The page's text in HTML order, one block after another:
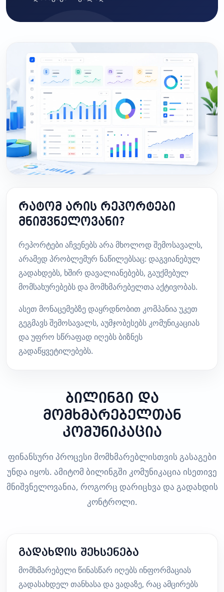
რატომ არის რეპორტები
მნიშვნელოვანი?
რეპორტები აჩვენებს არა მხოლოდ შემოსავალს,
არამედ პრობლემურ ნაწილებსაც: დაგვიანებულ
გადახდებს, ხშირ დავალიანებებს, გაუქმებულ
მომსახურებებს და მომხმარებელთა აქტივობას.
ასეთ მონაცემებზე დაყრდნობით კომპანია უკეთ
გეგმავს შემოსავალს, აუმჯობესებს კომუნიკაციას
და უფრო სწრაფად იღებს ბიზნეს
გადაწყვეტილებებს.
ბილინგი და
მომხმარებელთან
კომუნიკაცია
ფინანსური პროცესი მომხმარებლისთვის გასაგები
უნდა იყოს. ამიტომ ბილინგში კომუნიკაცია ისეთივე
მნიშვნელოვანია, როგორც დარიცხვა და გადახდის
კონტროლი.
გადახდის შეხსენება
მომხმარებელი წინასწარ იღებს ინფორმაციას
გადასახდელ თანხასა და ვადაზე, რაც ამცირებს